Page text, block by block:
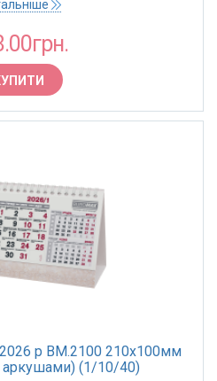
р BM.2100 210х100мм
аркушами) (1/10/40)